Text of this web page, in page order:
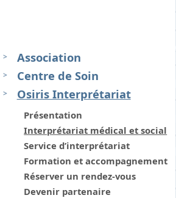
Association
Centre de Soin
Osiris Interprétariat
Présentation
Interprétariat médical et social
Service d’interprétariat
Formation et accompagnement
Réserver un rendez-vous
Devenir partenaire